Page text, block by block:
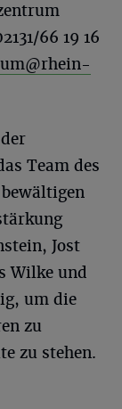
66 19 16
Team des
Jost
Wilke und
um die
zu
zu stehen.